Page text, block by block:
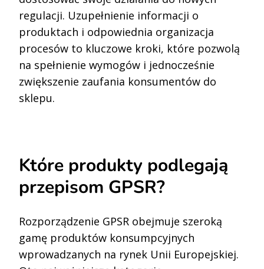
regulacji. Uzupełnienie informacji o
produktach i odpowiednia organizacja
procesów to kluczowe kroki, które pozwolą
na spełnienie wymogów i jednocześnie
zwiększenie zaufania konsumentów do
sklepu.
Które produkty podlegają
przepisom GPSR?
Rozporządzenie GPSR obejmuje szeroką
gamę produktów konsumpcyjnych
wprowadzanych na rynek Unii Europejskiej.